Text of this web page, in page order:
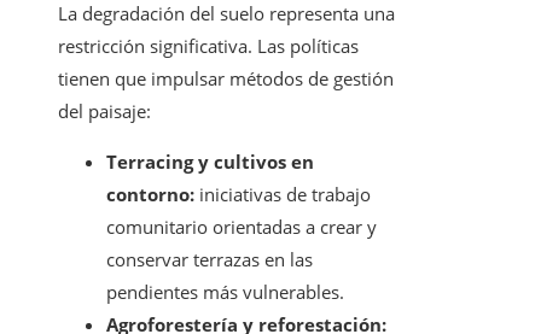
La degradación del suelo representa una
restricción significativa. Las políticas
tienen que impulsar métodos de gestión
del paisaje:
Terracing y cultivos en
contorno: iniciativas de trabajo
comunitario orientadas a crear y
conservar terrazas en las
pendientes más vulnerables.
Agroforestería y reforestación: